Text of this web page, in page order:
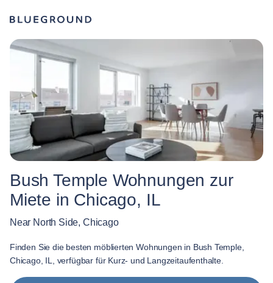
Bush Temple Wohnungen zur
Miete in Chicago, IL
Near North Side, Chicago
Finden Sie die besten möblierten Wohnungen in Bush Temple,
Chicago, IL, verfügbar für Kurz- und Langzeitaufenthalte.